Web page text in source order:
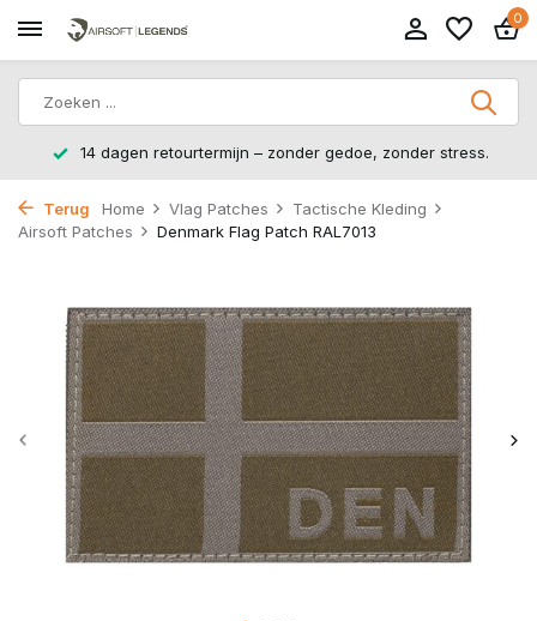
0
14 dagen retourtermijn – zonder gedoe, zonder stress.
Terug Home Vlag Patches
Tactische Kleding
Airsoft Patches
Denmark Flag Patch RAL7013